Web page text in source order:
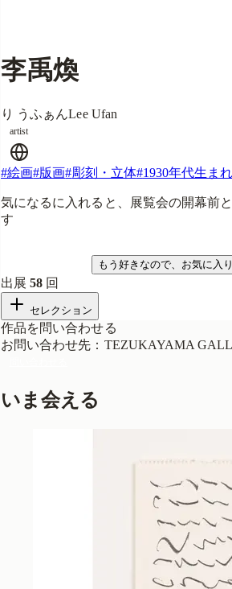
李禹煥
り うふぁんLee Ufan
artist
#絵画#版画#彫刻・立体#1930年代生まれ
気になるに入れると、展覧会の開幕前
す
もう好きなので、お気に入
出展58 回
セレクション
作品を問い合わせる
お問い合わせ先 ： TEZUKAYAMA
いま会える